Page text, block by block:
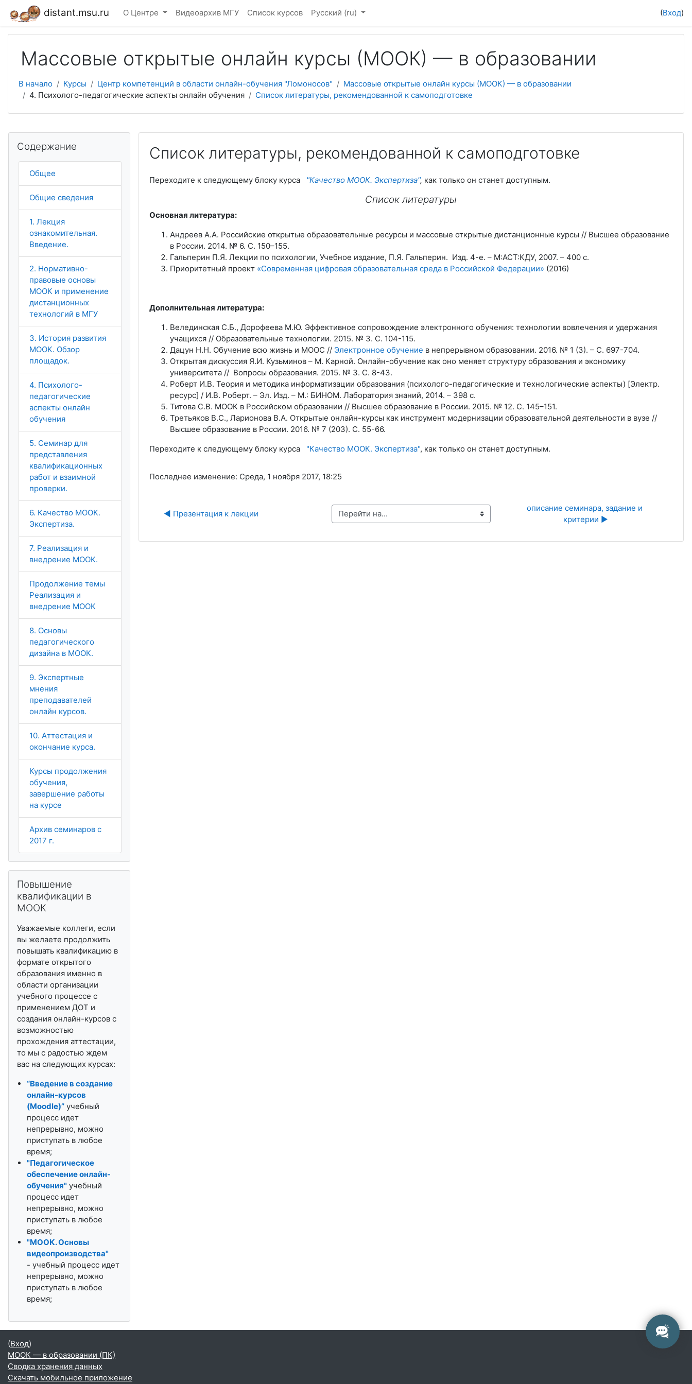
Перейти к основному содержанию
distant.msu.ru О Центре Видеоархив МГУ Список курсов Русский ‎(ru)‎ (Вход)
Массовые открытые онлайн курсы (МООК) — в образовании
В начало Курсы Центр компетенций в области онлайн-обучения "Ломоносов"
Массовые открытые онлайн курсы (МООК) — в образовании
4. Психолого-педагогические аспекты онлайн обучения
Список литературы, рекомендованной к самоподготовке
Список литературы, рекомендованной к самоподготовке
Переходите к следующему блоку курса "Качество МООК. Экспертиза", как только он станет доступным.
Список литературы
Основная литература:
Андреев А.А. Российские открытые образовательные ресурсы и массовые открытые дистанционные курсы // Высшее образование
в России. 2014. № 6. С. 150–155.
Гальперин П.Я. Лекции по психологии, Учебное издание, П.Я. Гальперин. Изд. 4-е. – М:АСТ:КДУ, 2007. – 400 с.
Приоритетный проект «Современная цифровая образовательная среда в Российской Федерации» (2016)
Дополнительная литература:
Велединская С.Б., Дорофеева М.Ю. Эффективное сопровождение электронного обучения: технологии вовлечения и удержания
учащихся // Образовательные технологии. 2015. № 3. С. 104-115.
Дацун Н.Н. Обучение всю жизнь и МООС // Электронное обучение в непрерывном образовании. 2016. № 1 (3). – С. 697-704.
Открытая дискуссия Я.И. Кузьминов – М. Карной. Онлайн-обучение как оно меняет структуру образования и экономику
университета // Вопросы образования. 2015. № 3. С. 8-43.
Роберт И.В. Теория и методика информатизации образования (психолого-педагогические и технологические аспекты) [Электр.
ресурс] / И.В. Роберт. – Эл. Изд. – М.: БИНОМ. Лаборатория знаний, 2014. – 398 с.
Титова С.В. МООК в Российском образовании // Высшее образование в России. 2015. № 12. С. 145–151.
Третьяков В.С., Ларионова В.А. Открытые онлайн-курсы как инструмент модернизации образовательной деятельности в вузе //
Высшее образование в России. 2016. № 7 (203). С. 55-66.
Переходите к следующему блоку курса "Качество МООК. Экспертиза", как только он станет доступным.
Последнее изменение: Среда, 1 ноября 2017, 18:25
◀︎ Презентация к лекции Перейти на...
описание семинара, задание и
критерии ▶︎
Содержание
Общее
Общие сведения
1. Лекция
ознакомительная.
Введение.
2. Нормативно-
правовые основы
МООК и применение
дистанционных
технологий в МГУ
3. История развития
МООК. Обзор
площадок.
4. Психолого-
педагогические
аспекты онлайн
обучения
5. Семинар для
представления
квалификационных
работ и взаимной
проверки.
6. Качество МООК.
Экспертиза.
7. Реализация и
внедрение МООК.
Продолжение темы
Реализация и
внедрение МООК
8. Основы
педагогического
дизайна в МООК.
9. Экспертные
мнения
преподавателей
онлайн курсов.
10. Аттестация и
окончание курса.
Курсы продолжения
обучения,
завершение работы
на курсе
Архив семинаров с
2017 г.
Повышение
квалификации в
МООК
Уважаемые коллеги, если
вы желаете продолжить
повышать квалификацию в
формате открытого
образования именно в
области организации
учебного процессе с
применением ДОТ и
создания онлайн-курсов с
возможностью
прохождения аттестации,
то мы с радостью ждем
вас на следующих курсах:
“Введение в создание
онлайн-курсов
(Moodle)” учебный
процесс идет
непрерывно, можно
приступать в любое
время;
"Педагогическое
обеспечение онлайн-
обучения" учебный
процесс идет
непрерывно, можно
приступать в любое
время;
"МООК. Основы
видеопроизводства"
- учебный процесс идет
непрерывно, можно
приступать в любое
время;
(Вход)
МООК — в образовании (ПК)
Сводка хранения данных
Скачать мобильное приложение